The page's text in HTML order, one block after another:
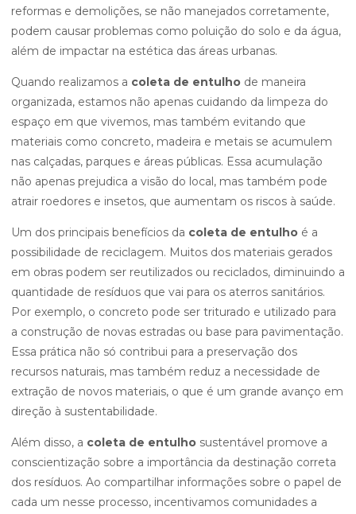
reformas e demolições, se não manejados corretamente,
podem causar problemas como poluição do solo e da água,
além de impactar na estética das áreas urbanas.
Quando realizamos a coleta de entulho de maneira
organizada, estamos não apenas cuidando da limpeza do
espaço em que vivemos, mas também evitando que
materiais como concreto, madeira e metais se acumulem
nas calçadas, parques e áreas públicas. Essa acumulação
não apenas prejudica a visão do local, mas também pode
atrair roedores e insetos, que aumentam os riscos à saúde.
Um dos principais benefícios da coleta de entulho é a
possibilidade de reciclagem. Muitos dos materiais gerados
em obras podem ser reutilizados ou reciclados, diminuindo a
quantidade de resíduos que vai para os aterros sanitários.
Por exemplo, o concreto pode ser triturado e utilizado para
a construção de novas estradas ou base para pavimentação.
Essa prática não só contribui para a preservação dos
recursos naturais, mas também reduz a necessidade de
extração de novos materiais, o que é um grande avanço em
direção à sustentabilidade.
Além disso, a coleta de entulho sustentável promove a
conscientização sobre a importância da destinação correta
dos resíduos. Ao compartilhar informações sobre o papel de
cada um nesse processo, incentivamos comunidades a